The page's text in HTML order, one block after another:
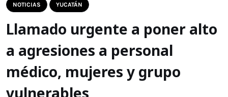
NOTICIAS YUCATÁN
Llamado urgente a poner alto
a agresiones a personal
médico, mujeres y grupo
vulnerables